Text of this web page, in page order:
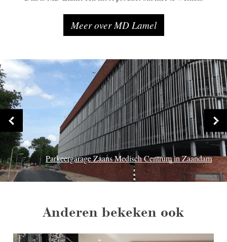
Meer over MD Lamel
Parkeergarage Zaans Medisch Centrum in Zaandam
Anderen bekeken ook